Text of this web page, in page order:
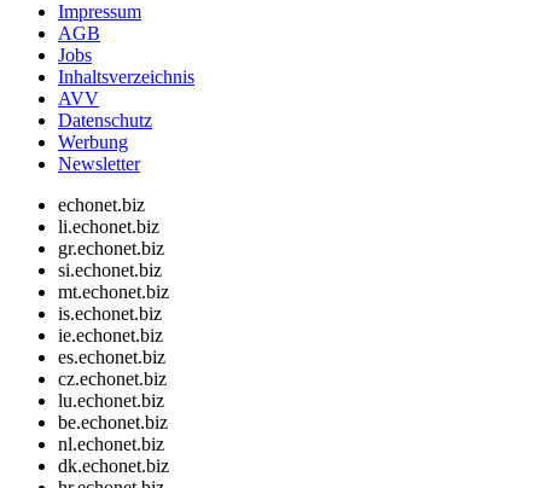
Impressum
AGB
Jobs
Inhaltsverzeichnis
AVV
Datenschutz
Werbung
Newsletter
echonet.biz
li.echonet.biz
gr.echonet.biz
si.echonet.biz
mt.echonet.biz
is.echonet.biz
ie.echonet.biz
es.echonet.biz
cz.echonet.biz
lu.echonet.biz
be.echonet.biz
nl.echonet.biz
dk.echonet.biz